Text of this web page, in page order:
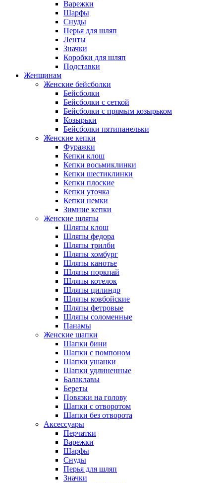
Варежки
Шарфы
Снуды
Перья для шляп
Ленты
Значки
Коробки для шляп
Подставки
Женщинам
Женские бейсболки
Бейсболки
Бейсболки с сеткой
Бейсболки с прямым козырьком
Козырьки
Бейсболки пятипанельки
Женские кепки
Фуражки
Кепки клош
Кепки восьмиклинки
Кепки шестиклинки
Кепки плоские
Кепки уточка
Кепки немки
Зимние кепки
Женские шляпы
Шляпы клош
Шляпы федора
Шляпы трилби
Шляпы хомбург
Шляпы канотье
Шляпы поркпай
Шляпы котелок
Шляпы цилиндр
Шляпы ковбойские
Шляпы фетровые
Шляпы соломенные
Панамы
Женские шапки
Шапки бини
Шапки с помпоном
Шапки ушанки
Шапки удлиненные
Балаклавы
Береты
Повязки на голову
Шапки с отворотом
Шапки без отворота
Аксессуары
Перчатки
Варежки
Шарфы
Снуды
Перья для шляп
Значки